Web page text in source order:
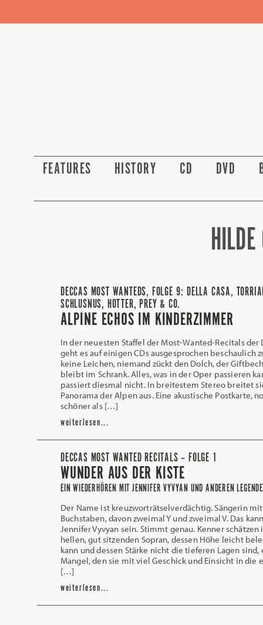
FEATURES HISTORY CD DVD
DECCAS MOST WANTEDS, FOLGE 9: DELLA CASA,
SCHLUSNUS, HOTTER, PREY & CO.
ALPINE ECHOS IM KINDERZIMMER
In der neuesten Staffel der Most-Wanted-Recitals der
geht es auf einigen CDs ausgesprochen beschaulich
keine Leichen, niemand zückt den Dolch, der
bleibt im Schrank. Alles, was in der Oper passieren
passiert diesmal nicht. In breitestem Stereo breitet
Panorama der Alpen aus. Eine akustische Postkarte,
schöner als […]
weiterlesen...
DECCAS MOST WANTED RECITALS – FOLGE 1
WUNDER AUS DER KISTE
EIN WIEDERHÖREN MIT JENNIFER VYVYAN UND ANDEREN
Der Name ist kreuzworträtselverdächtig. Sängerin
Buchstaben, davon zweimal Y und zweimal V. Das
Jennifer Vyvyan sein. Stimmt genau. Kenner schätzen
hellen, gut sitzenden Sopran, dessen Höhe leicht
kann und dessen Stärke nicht die tieferen Lagen sind,
Mangel, den sie mit viel Geschick und Einsicht in die
[…]
weiterlesen...